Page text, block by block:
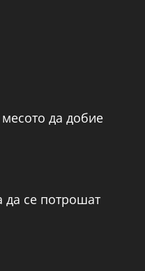
да добие
да се потрошат